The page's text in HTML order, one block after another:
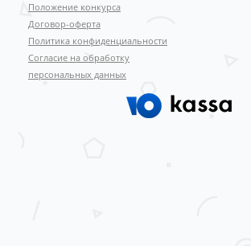
Положение конкурса
Договор-оферта
Политика конфиденциальности
Согласие на обработку
персональных данных